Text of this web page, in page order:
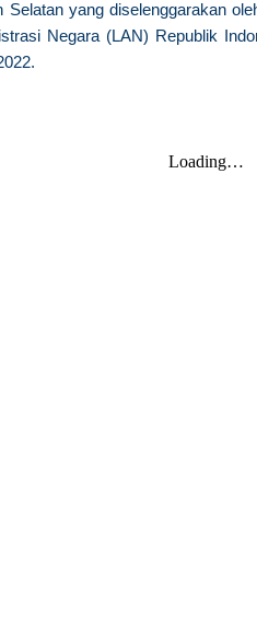
Selatan yang diselenggarakan
Negara (LAN) Republik